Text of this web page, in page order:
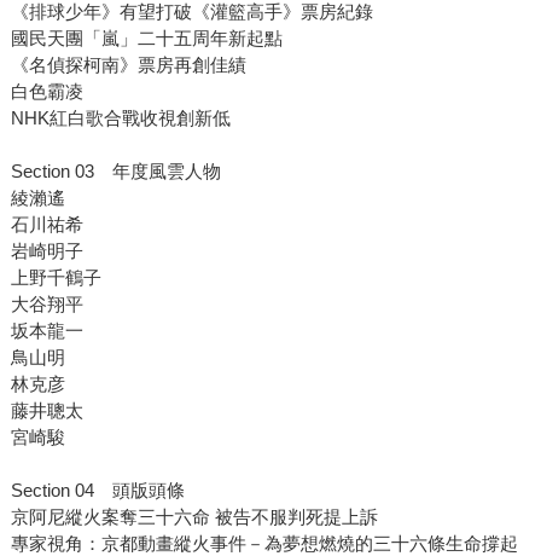
《排球少年》有望打破《灌籃高手》票房紀錄
國民天團「嵐」二十五周年新起點
《名偵探柯南》票房再創佳績
白色霸凌
NHK紅白歌合戰收視創新低
Section 03 年度風雲人物
綾瀨遙
石川祐希
岩崎明子
上野千鶴子
大谷翔平
坂本龍一
鳥山明
林克彦
藤井聰太
宮崎駿
Section 04 頭版頭條
京阿尼縱火案奪三十六命 被告不服判死提上訴
專家視角：京都動畫縱火事件－為夢想燃燒的三十六條生命撐起